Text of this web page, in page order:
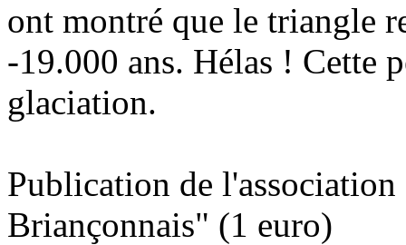
ont montré que le triangle
-19.000 ans. Hélas ! Cette
glaciation.
Publication de
Briançonnais" (1 euro)